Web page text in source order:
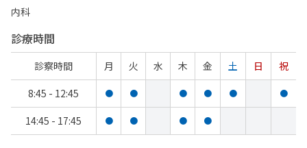
内科
診療時間
診察時間 月 火 水 木 金 土 日
祝
8:45 - 12:45
● ● ● ● ● ●
14:45 - 17:45 ● ● ● ●